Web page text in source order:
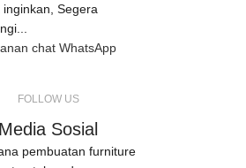
Segera
chat WhatsApp
FOLLOW US
Media Sosial
pembuatan furniture